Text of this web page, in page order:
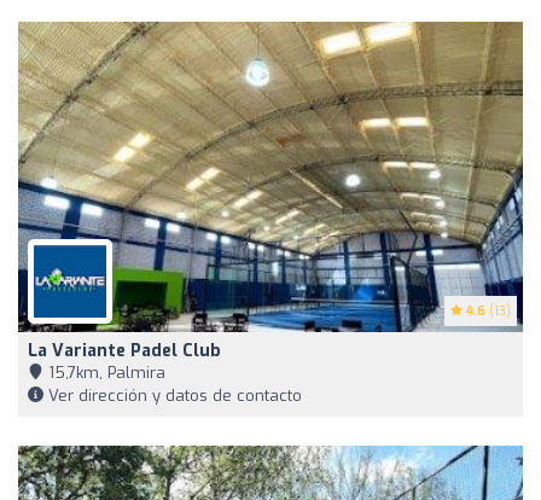
4.6 (13)
La Variante Padel Club
15,7km, Palmira
Ver dirección y datos de contacto